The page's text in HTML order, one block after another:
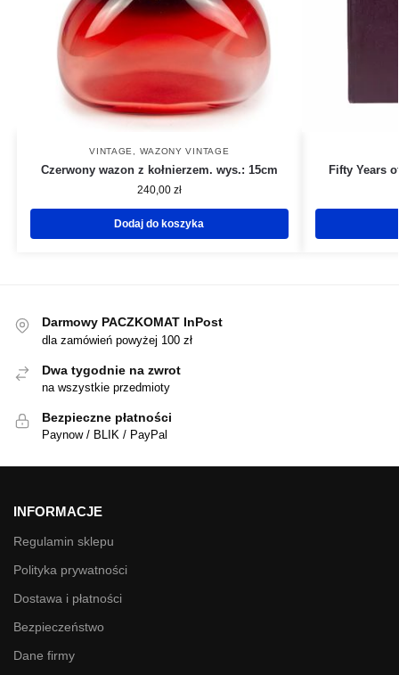
VINTAGE, WAZONY VINTAGE
Czerwony wazon z kołnierzem. wys.: 15cm
240,00 zł
Dodaj do koszyka
Fifty Years
Darmowy PACZKOMAT InPost
dla zamówień powyżej 100 zł
Dwa tygodnie na zwrot
na wszystkie przedmioty
Bezpieczne płatności
Paynow / BLIK / PayPal
INFORMACJE
Regulamin sklepu
Polityka prywatności
Dostawa i płatności
Bezpieczeństwo
Dane firmy